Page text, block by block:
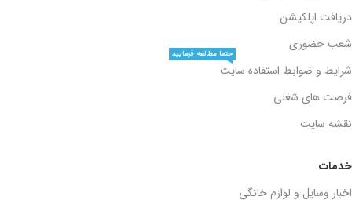
خدمات
اخبار وسایل و لوازم خانگی
دریافت اپلکیشن
شعب حضوری
شرایط و ضوابط استفاده سایت
حتما مطالعه فرمایید
فرصت های شغلی
نقشه سایت